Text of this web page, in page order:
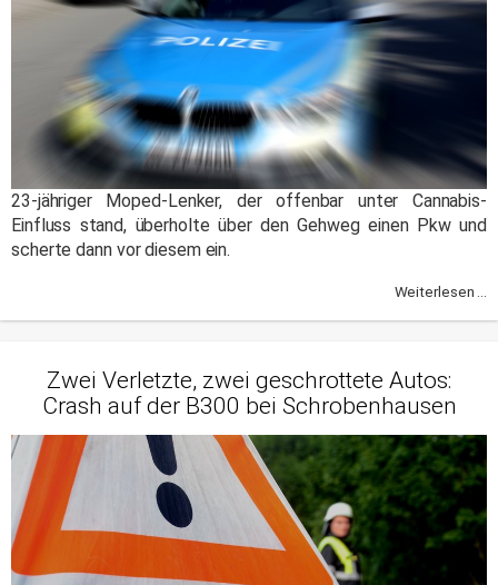
23-jähriger Moped-Lenker, der offenbar unter Cannabis-
Einfluss stand, überholte über den Gehweg einen Pkw und
scherte dann vor diesem ein.
Weiterlesen ...
Zwei Verletzte, zwei geschrottete Autos:
Crash auf der B300 bei Schrobenhausen